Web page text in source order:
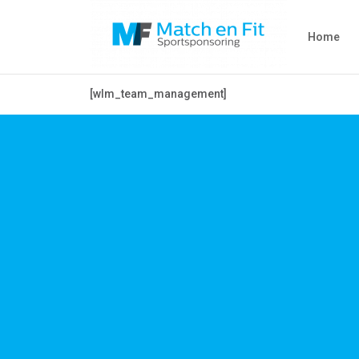
Home
[wlm_team_management]